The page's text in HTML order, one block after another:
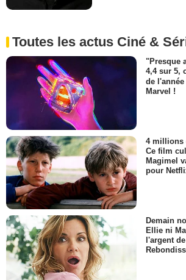
Toutes les actus Ciné &
"Presque
4,4 sur 5,
de
Marvel !
4 millions
Ce film
Magimel
pour
Demain
Ellie ni
l'argent